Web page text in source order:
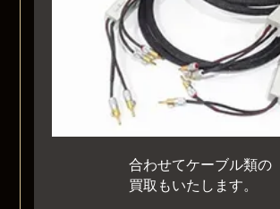
合わせてケーブル類の
買取もいたします。